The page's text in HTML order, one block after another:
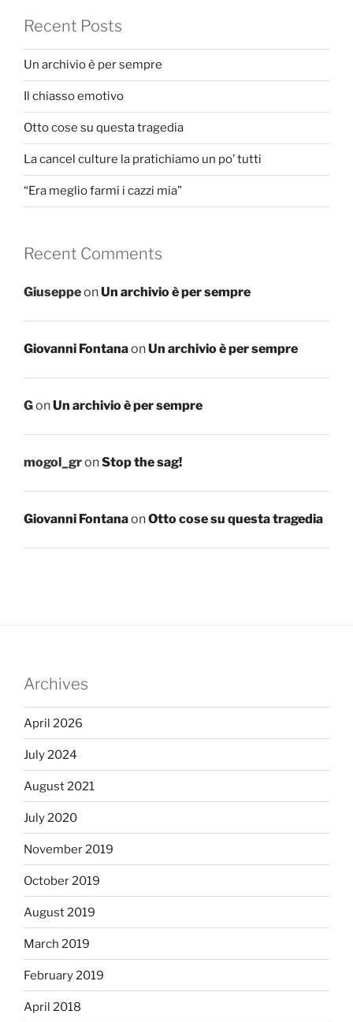
Recent Posts
Un archivio è per sempre
Il chiasso emotivo
Otto cose su questa tragedia
La cancel culture la pratichiamo un po’ tutti
“Era meglio farmi i cazzi mia”
Recent Comments
GiuseppeonUn archivio è per sempre
Giovanni FontanaonUn archivio è per sempre
GonUn archivio è per sempre
mogol_gronStop the sag!
Giovanni FontanaonOtto cose su questa tragedia
Archives
April 2026
July 2024
August 2021
July 2020
November 2019
October 2019
August 2019
March 2019
February 2019
April 2018